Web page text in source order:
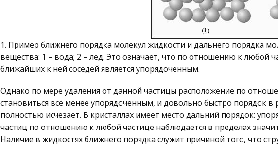
1. Пример ближнего порядка молекул жидкости и дальнего порядка
вещества: 1 – вода; 2 – лед. Это означает, что по отношению к любой
ближайших к ней соседей является упорядоченным.
Однако по мере удаления от данной частицы расположение по
становиться всё менее упорядоченным, и довольно быстро порядок в
полностью исчезает. В кристаллах имеет место дальний порядок:
частиц по отношению к любой частице наблюдается в пределах
Наличие в жидкостях ближнего порядка служит причиной того, что